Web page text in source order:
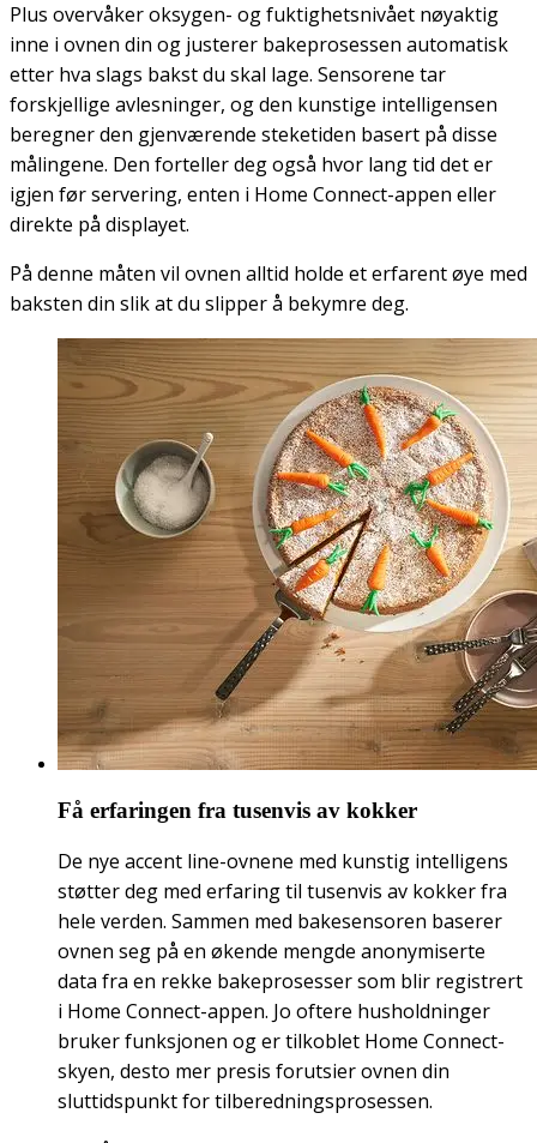
Plus overvåker oksygen- og fuktighetsnivået nøyaktig
inne i ovnen din og justerer bakeprosessen automatisk
etter hva slags bakst du skal lage. Sensorene tar
forskjellige avlesninger, og den kunstige intelligensen
beregner den gjenværende steketiden basert på disse
målingene. Den forteller deg også hvor lang tid det er
igjen før servering, enten i Home Connect-appen eller
direkte på displayet.
På denne måten vil ovnen alltid holde et erfarent øye med
baksten din slik at du slipper å bekymre deg.
Få erfaringen fra tusenvis av kokker
De nye accent line-ovnene med kunstig intelligens
støtter deg med erfaring til tusenvis av kokker fra
hele verden. Sammen med bakesensoren baserer
ovnen seg på en økende mengde anonymiserte
data fra en rekke bakeprosesser som blir registrert
i Home Connect-appen. Jo oftere husholdninger
bruker funksjonen og er tilkoblet Home Connect-
skyen, desto mer presis forutsier ovnen din
sluttidspunkt for tilberedningsprosessen.